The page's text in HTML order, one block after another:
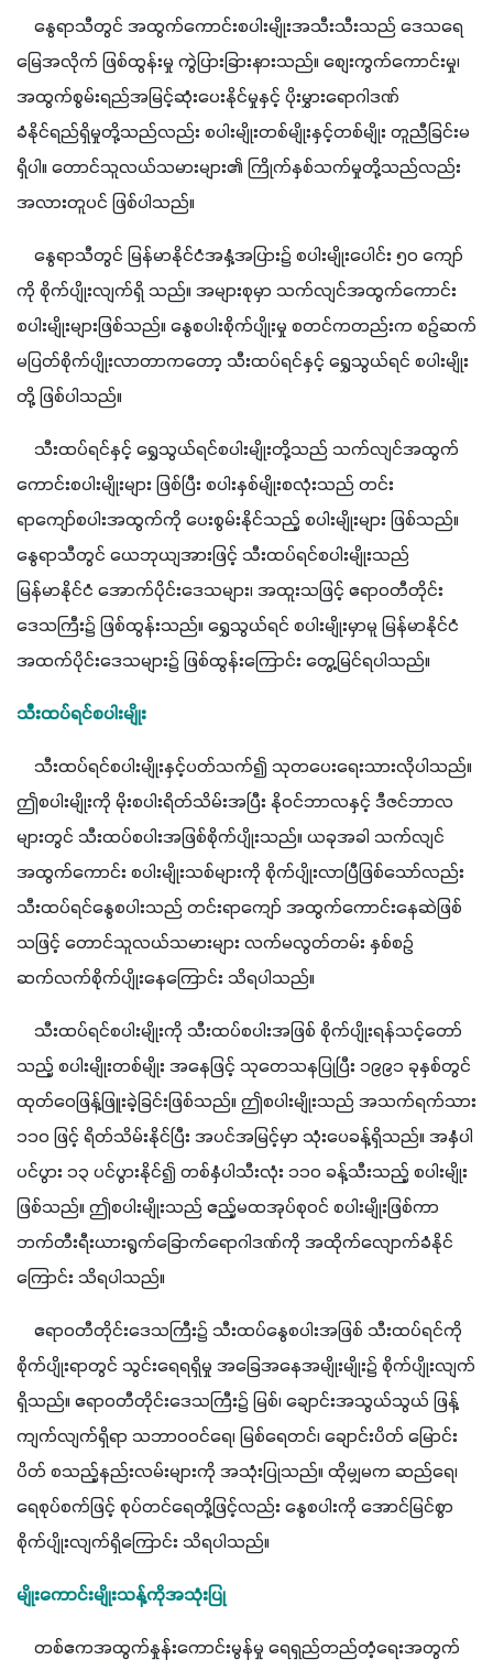
နွေရာသီတွင် အထွက်ကောင်းစပါးမျိုးအသီးသီးသည် ဒေသရေ
မြေအလိုက် ဖြစ်ထွန်းမှု ကွဲပြားခြားနားသည်။ စျေးကွက်ကောင်းမှု၊
အထွက်စွမ်းရည်အမြင့်ဆုံးပေးနိုင်မှုနှင့် ပိုးမွှားရောဂါဒဏ်
ခံနိုင်ရည်ရှိမှုတို့သည်လည်း စပါးမျိုးတစ်မျိုးနှင့်တစ်မျိုး တူညီခြင်းမ
ရှိပါ။ တောင်သူလယ်သမားများ၏ ကြိုက်နှစ်သက်မှုတို့သည်လည်း
အလားတူပင် ဖြစ်ပါသည်။
နွေရာသီတွင် မြန်မာနိုင်ငံအနှံ့အပြား၌ စပါးမျိုးပေါင်း ၅၀ ကျော်
ကို စိုက်ပျိုးလျက်ရှိ သည်။ အများစုမှာ သက်လျင်အထွက်ကောင်း
စပါးမျိုးများဖြစ်သည်။ နွေစပါးစိုက်ပျိုးမှု စတင်ကတည်းက စဉ်ဆက်
မပြတ်စိုက်ပျိုးလာတာကတော့ သီးထပ်ရင်နှင့် ရွှေသွယ်ရင် စပါးမျိုး
တို့ ဖြစ်ပါသည်။
သီးထပ်ရင်နှင့် ရွှေသွယ်ရင်စပါးမျိုးတို့သည် သက်လျင်အထွက်
ကောင်းစပါးမျိုးများ ဖြစ်ပြီး စပါးနှစ်မျိုးစလုံးသည် တင်း
ရာကျော်စပါးအထွက်ကို ပေးစွမ်းနိုင်သည့် စပါးမျိုးများ ဖြစ်သည်။
နွေရာသီတွင် ယေဘုယျအားဖြင့် သီးထပ်ရင်စပါးမျိုးသည်
မြန်မာနိုင်ငံ အောက်ပိုင်းဒေသများ၊ အထူးသဖြင့် ဧရာဝတီတိုင်း
ဒေသကြီး၌ ဖြစ်ထွန်းသည်။ ရွှေသွယ်ရင် စပါးမျိုးမှာမူ မြန်မာနိုင်ငံ
အထက်ပိုင်းဒေသများ၌ ဖြစ်ထွန်းကြောင်း တွေ့မြင်ရပါသည်။
သီးထပ်ရင်စပါးမျိုး
သီးထပ်ရင်စပါးမျိုးနှင့်ပတ်သက်၍ သုတပေးရေးသားလိုပါသည်။
ဤစပါးမျိုးကို မိုးစပါးရိတ်သိမ်းအပြီး နိုဝင်ဘာလနှင့် ဒီဇင်ဘာလ
များတွင် သီးထပ်စပါးအဖြစ်စိုက်ပျိုးသည်။ ယခုအခါ သက်လျင်
အထွက်ကောင်း စပါးမျိုးသစ်များကို စိုက်ပျိုးလာပြီဖြစ်သော်လည်း
သီးထပ်ရင်နွေစပါးသည် တင်းရာကျော် အထွက်ကောင်းနေဆဲဖြစ်
သဖြင့် တောင်သူလယ်သမားများ လက်မလွတ်တမ်း နှစ်စဥ်
ဆက်လက်စိုက်ပျိုးနေကြောင်း သိရပါသည်။
သီးထပ်ရင်စပါးမျိုးကို သီးထပ်စပါးအဖြစ် စိုက်ပျိုးရန်သင့်တော်
သည့် စပါးမျိုးတစ်မျိုး အနေဖြင့် သုတေသနပြုပြီး ၁၉၉၁ ခုနှစ်တွင်
ထုတ်ဝေဖြန့်ဖြူးခဲ့ခြင်းဖြစ်သည်။ ဤစပါးမျိုးသည် အသက်ရက်သား
၁၁၀ ဖြင့် ရိတ်သိမ်းနိုင်ပြီး အပင်အမြင့်မှာ သုံးပေခန့်ရှိသည်။ အနှံပါ
ပင်ပွား ၁၃ ပင်ပွားနိုင်၍ တစ်နှံပါသီးလုံး ၁၁၀ ခန့်သီးသည့် စပါးမျိုး
ဖြစ်သည်။ ဤစပါးမျိုးသည် ဧည့်မထအုပ်စုဝင် စပါးမျိုးဖြစ်ကာ
ဘက်တီးရီးယားရွက်ခြောက်ရောဂါဒဏ်ကို အထိုက်လျောက်ခံနိုင်
ကြောင်း သိရပါသည်။
ဧရာဝတီတိုင်းဒေသကြီး၌ သီးထပ်နွေစပါးအဖြစ် သီးထပ်ရင်ကို
စိုက်ပျိုးရာတွင် သွင်းရေရရှိမှု အခြေအနေအမျိုးမျိုး၌ စိုက်ပျိုးလျက်
ရှိသည်။ ဧရာဝတီတိုင်းဒေသကြီး၌ မြစ်၊ ချောင်းအသွယ်သွယ် ဖြန့်
ကျက်လျက်ရှိရာ သဘာဝဝင်ရေ၊ မြစ်ရေတင်၊ ချောင်းပိတ် မြောင်း
ပိတ် စသည့်နည်းလမ်းများကို အသုံးပြုသည်။ ထိုမျှမက ဆည်ရေ၊
ရေစုပ်စက်ဖြင့် စုပ်တင်ရေတို့ဖြင့်လည်း နွေစပါးကို အောင်မြင်စွာ
စိုက်ပျိုးလျက်ရှိကြောင်း သိရပါသည်။
မျိုးကောင်းမျိုးသန့်ကိုအသုံးပြု
တစ်ဧကအထွက်နှုန်းကောင်းမွန်မှု ရေရှည်တည်တံ့ရေးအတွက်